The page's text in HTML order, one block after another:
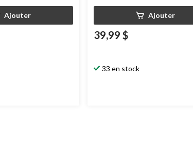
Ajouter Ajouter
39,99 $
33 en stock